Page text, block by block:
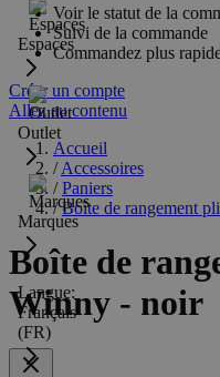
Espaces
Outlet
Marques
Langue:
Français
(FR)
Voir le statut de la
Suivi de la commande
Commandez plus
Créer un compte
Allez au contenu
Accueil
/ Accessoires
/ Paniers
/ Boîte de rangement
Boîte de
Winny - noir